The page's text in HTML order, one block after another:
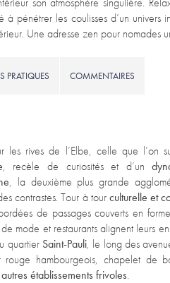
pénétrer les coulisses d’un univers
Une adresse zen pour nomades
PRATIQUES COMMENTAIRES
les rives de l’Elbe, celle que l’on
, recèle de curiosités et d’un
, la deuxième plus grande
contrastes. Tour à tourculturelle et
de passages couverts en
mode et restaurants alignent leurs
quartier Saint-Pauli, le long des
rouge hambourgeois, chapelet de
établissements frivoles.